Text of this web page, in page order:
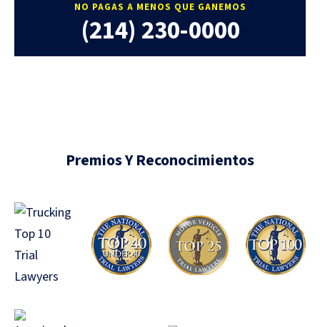
NO PAGAS A MENOS QUE GANEMOS
(214) 230-0000
Premios Y Reconocimientos